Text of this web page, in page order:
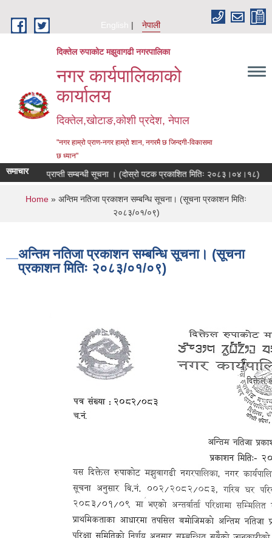
English
नेपाली
दिक्तेल रुपाकोट मझुवागढी नगरपालिका
नगर कार्यपालिकाको
कार्यालय
दिक्तेल,खोटाङ,कोशी प्रदेश, नेपाल
"नगर हाम्रो प्राण-नगर हाम्रो शान, नगरमै छ जिन्दगी-विकासमा
छ ध्यान"
समाचार
जग्गा प्राप्ती सम्बन्धी सूचना । (दोस्रो पटक प्रकाशित मितिः २०८३।०४।१८)
You are here
Home » अन्तिम नतिजा प्रकाशन सम्बन्धि सूचना। (सूचना प्रकाशन मितिः
२०८३/०१/०९)
अन्तिम नतिजा प्रकाशन सम्बन्धि सूचना। (सूचना
प्रकाशन मितिः २०८३/०१/०९)